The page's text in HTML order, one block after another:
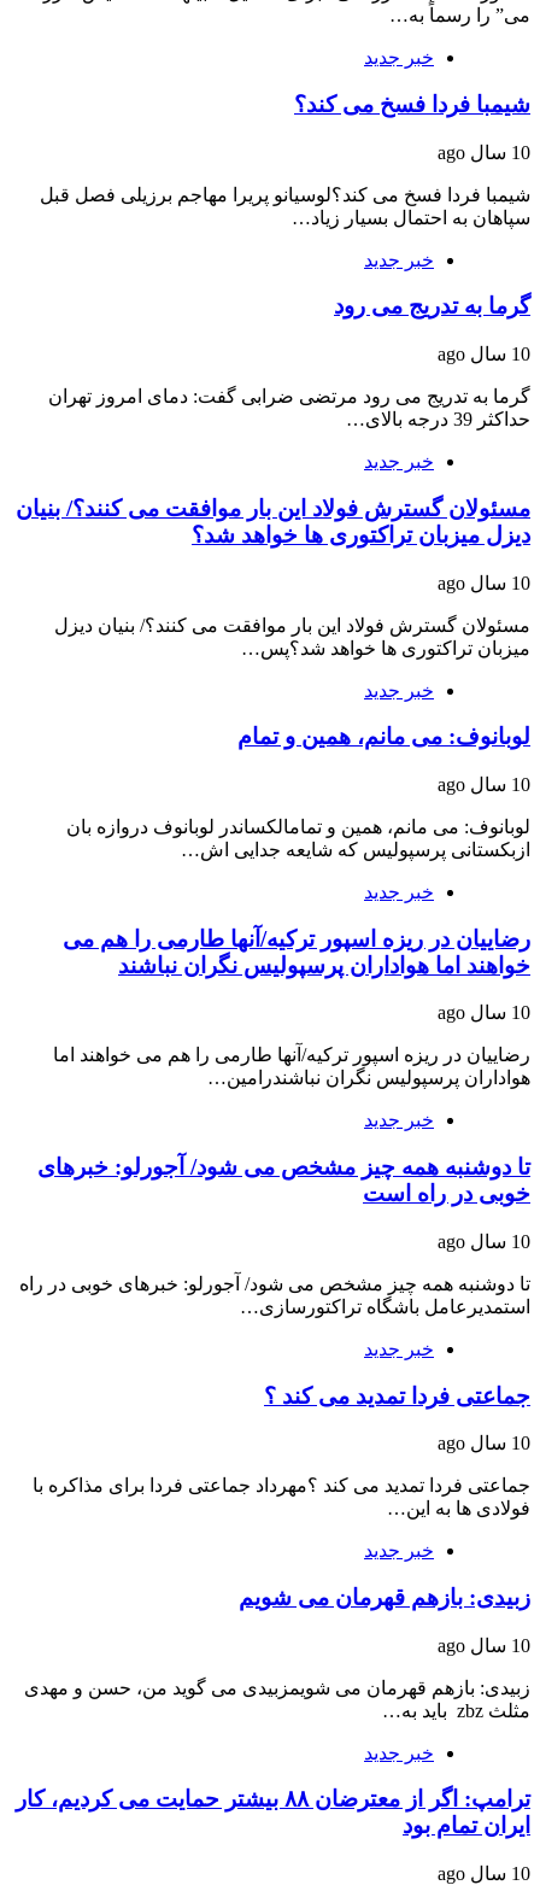
می” را رسماً به…
خبر جدید
شیمبا فردا فسخ می کند؟
10 سال ago
شیمبا فردا فسخ می کند؟لوسیانو پریرا مهاجم برزیلی فصل قبل
سپاهان به احتمال بسیار زیاد…
خبر جدید
گرما به تدریج می رود
10 سال ago
گرما به تدریج می رود مرتضی ضرابی گفت: دمای امروز تهران
حداکثر 39 درجه بالای…
خبر جدید
مسئولان گسترش فولاد این بار موافقت می کنند؟/ بنیان
دیزل میزبان تراکتوری ها خواهد شد؟
10 سال ago
مسئولان گسترش فولاد این بار موافقت می کنند؟/ بنیان دیزل
میزبان تراکتوری ها خواهد شد؟پس…
خبر جدید
لوبانوف: می مانم، همین و تمام
10 سال ago
لوبانوف: می مانم، همین و تمامالکساندر لوبانوف دروازه بان
ازبکستانی پرسپولیس که شایعه جدایی اش…
خبر جدید
رضاییان در ریزه اسپور ترکیه/آنها طارمی را هم می
خواهند اما هواداران پرسپولیس نگران نباشند
10 سال ago
رضاییان در ریزه اسپور ترکیه/آنها طارمی را هم می خواهند اما
هواداران پرسپولیس نگران نباشندرامین…
خبر جدید
تا دوشنبه همه چیز مشخص می شود/ آجورلو: خبرهای
خوبی در راه است
10 سال ago
تا دوشنبه همه چیز مشخص می شود/ آجورلو: خبرهای خوبی در راه
استمدیرعامل باشگاه تراکتورسازی…
خبر جدید
جماعتی فردا تمدید می کند ؟
10 سال ago
جماعتی فردا تمدید می کند ؟مهرداد جماعتی فردا برای مذاکره با
فولادی ها به این…
خبر جدید
زبیدی: بازهم قهرمان می شویم
10 سال ago
زبیدی: بازهم قهرمان می شویمزبیدی می گوید من، حسن و مهدی
مثلث zbz باید به…
خبر جدید
ترامپ: اگر از معترضان ۸۸ بیشتر حمایت می کردیم، کار
ایران تمام بود
10 سال ago